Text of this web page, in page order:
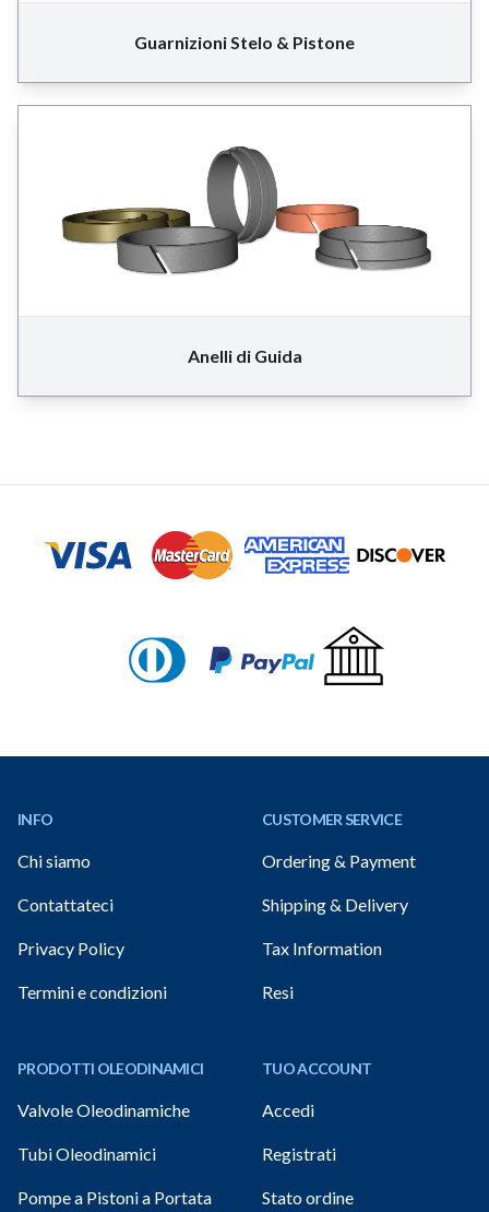
Guarnizioni Stelo & Pistone
Anelli di Guida
INFO
Chi siamo
Contattateci
Privacy Policy
Termini e condizioni
PRODOTTI OLEODINAMICI
Valvole Oleodinamiche
Tubi Oleodinamici
Pompe a Pistoni a Portata
CUSTOMER SERVICE
Ordering & Payment
Shipping & Delivery
Tax Information
Resi
TUO ACCOUNT
Accedi
Registrati
Stato ordine